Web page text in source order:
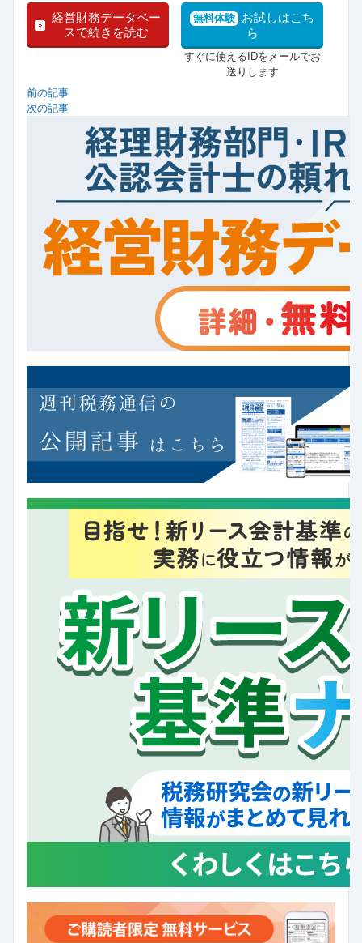
経営財務データベー
スで続きを読む
無料体験 お試しはこち
ら
すぐに使えるIDをメールでお
送りします
前の記事
次の記事